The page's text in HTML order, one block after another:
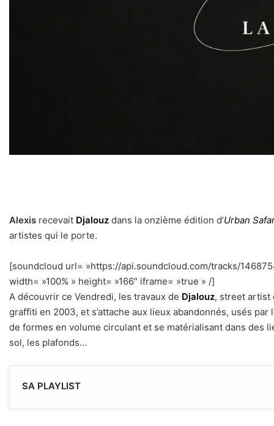
Alexis recevait Djalouz dans la onzième édition d’Urban
artistes qui le porte.
[soundcloud url= »https://api.soundcloud.com/tracks/
width= »100% » height= »166″ iframe= »true » /]
A découvrir ce Vendredi, les travaux de Djalouz, street artist
graffiti en 2003, et s’attache aux lieux abandonnés, usés
de formes en volume circulant et se matérialisant dans des
sol, les plafonds…
SA PLAYLIST